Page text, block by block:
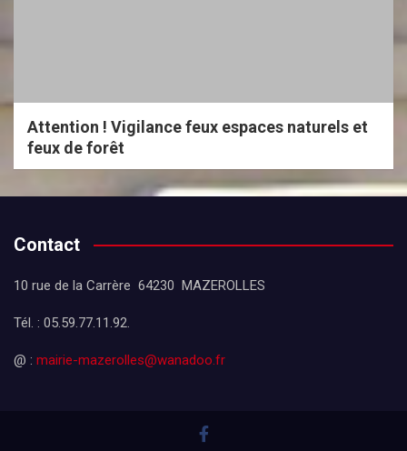
Attention ! Vigilance feux espaces naturels et
feux de forêt
Contact
10 rue de la Carrère 64230 MAZEROLLES
Tél. : 05.59.77.11.92.
@ : mairie-mazerolles@wanadoo.fr